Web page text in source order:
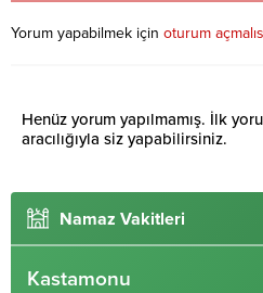
Yorum yapabilmek için oturum
Henüz yorum yapılmamış. İlk
aracılığıyla siz yapabilirsiniz.
Namaz Vakitleri
Kastamonu